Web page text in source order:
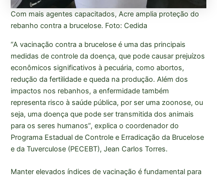
Com mais agentes capacitados, Acre amplia proteção do
rebanho contra a brucelose. Foto: Cedida
“A vacinação contra a brucelose é uma das principais
medidas de controle da doença, que pode causar prejuízos
econômicos significativos à pecuária, como abortos,
redução da fertilidade e queda na produção. Além dos
impactos nos rebanhos, a enfermidade também
representa risco à saúde pública, por ser uma zoonose, ou
seja, uma doença que pode ser transmitida dos animais
para os seres humanos”, explica o coordenador do
Programa Estadual de Controle e Erradicação da Brucelose
e da Tuverculose (PECEBT), Jean Carlos Torres.
Manter elevados índices de vacinação é fundamental para